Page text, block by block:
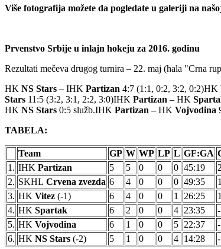
Više fotografija možete da pogledate u galeriji na
Prvenstvo Srbije u inlajn hokeju za 2016. godinu
Rezultati mečeva drugog turnira – 22. maj (hala "Crna
HK NS Stars – IHK Partizan 4:7 (1:1, 0:2, 3:2, 0:2)HK
Stars 11:5 (3:2, 3:1, 2:2, 3:0)IHK Partizan – HK
HK NS Stars 0:5 služb.IHK Partizan – HK Vojvodina
TABELA:
Team GP W WP LP L GF:GA
1. IHK Partizan 5 5 0 0 0 45:19
2. SKHL Crvena zvezda 6 4 0 0 0 49:35
3. HK Vitez (-1) 6 4 0 0 1 26:25 1
4. HK Spartak 6 2 0 0 4 23:35
5. HK Vojvodina 6 1 0 0 5 22:37
6. HK NS Stars (-2) 5 1 0 0 4 14:28